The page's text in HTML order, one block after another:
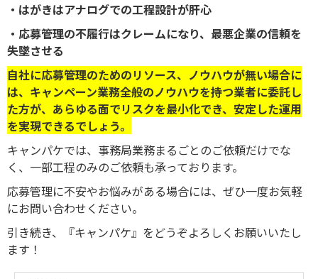
・はがきはアナログでの工程設計が肝心
・応募管理の不履行はクレームになり、最悪企業の信頼を
失墜させる
自社に応募管理のためのリソース、ノウハウが無い場合に
は、 キャンペーン業務全般のノウハウを持つ業者に委託し
た方が、 あらゆる面でリスクを最小化でき、安定した運用
を実現できるでしょう。
キャンパケでは、事務局業務まるごとのご依頼だけでな
く、一部工程のみのご依頼も承っております。
応募管理に不安やお悩みがある場合には、ぜひ一度お気軽
にお問い合わせください。
引き続き、『キャンパケ』をどうぞよろしくお願いいたし
ます！